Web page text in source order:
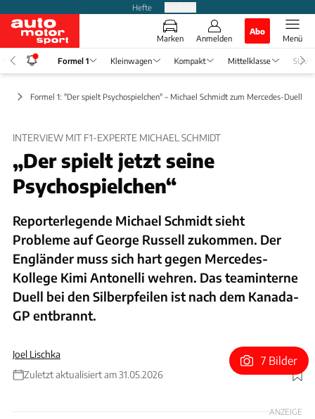
Hefte
Marken Anmelden
Abo
Menü
Formel 1 Kleinwagen Kompakt Mittelklasse SUV
Formel 1: "Der spielt Psychospielchen" – Michael Schmidt zum Mercedes-Duell
INTERVIEW MIT F1-EXPERTE MICHAEL SCHMIDT
„Der spielt jetzt seine
Psychospielchen“
Reporterlegende Michael Schmidt sieht
Probleme auf George Russell zukommen. Der
Engländer muss sich hart gegen Mercedes-
Kollege Kimi Antonelli wehren. Das teaminterne
Duell bei den Silberpfeilen ist nach dem Kanada-
GP entbrannt.
Joel Lischka
Zuletzt aktualisiert am 31.05.2026
Foto: xpb
7 Bilder
ANZEIGE